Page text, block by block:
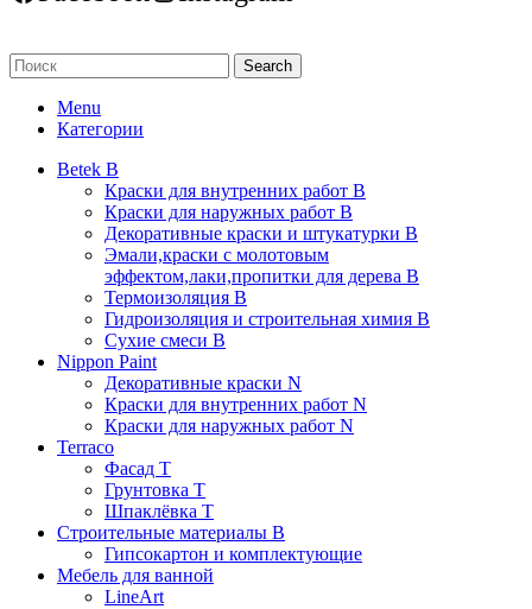
Search
Menu
Категории
Betek B
Краски для внутренних работ B
Краски для наружных работ B
Декоративные краски и штукатурки В
Эмали,краски с молотовым
эффектом,лаки,пропитки для дерева В
Термоизоляция В
Гидроизоляция и строительная химия В
Сухие смеси B
Nippon Paint
Декоративные краски N
Краски для внутренних работ N
Краски для наружных работ N
Terraco
Фасад Т
Грунтовка T
Шпаклёвка T
Строительные материалы В
Гипсокартон и комплектующие
Мебель для ванной
LineArt